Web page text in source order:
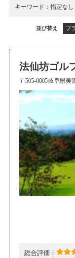
キーワード：指定なし
並び替え プ
法仙坊ゴル
〒505-0005岐阜県美
総合評価：